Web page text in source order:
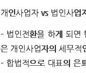
개인사업자 vs 법인사업
– 법인전환을 하게 되
은 개인사업자의 세무적
– 합법적으로 대표의 은